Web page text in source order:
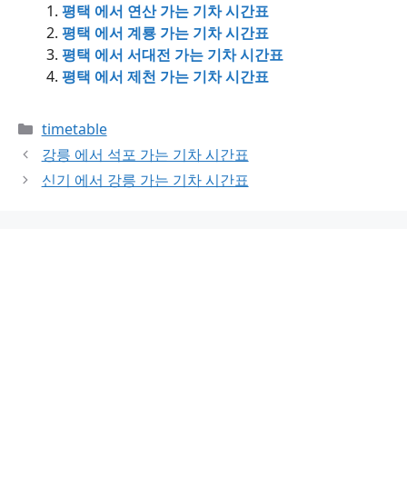
평택 에서 연산 가는 기차 시간표
평택 에서 계룡 가는 기차 시간표
평택 에서 서대전 가는 기차 시간표
평택 에서 제천 가는 기차 시간표
Categories
timetable
강릉 에서 석포 가는 기차 시간표
신기 에서 강릉 가는 기차 시간표